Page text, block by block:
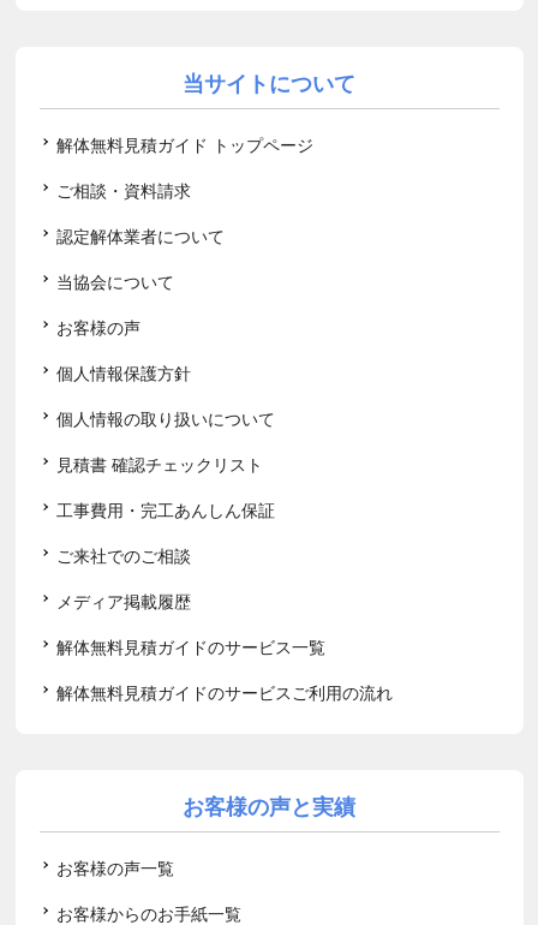
当サイトについて
解体無料見積ガイド トップページ
ご相談・資料請求
認定解体業者について
当協会について
お客様の声
個人情報保護方針
個人情報の取り扱いについて
見積書 確認チェックリスト
工事費用・完工あんしん保証
ご来社でのご相談
メディア掲載履歴
解体無料見積ガイドのサービス一覧
解体無料見積ガイドのサービスご利用の流れ
お客様の声と実績
お客様の声一覧
お客様からのお手紙一覧